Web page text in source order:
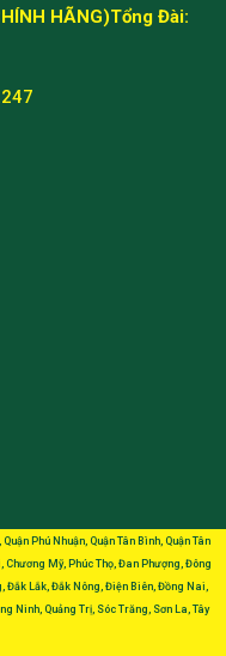
HÃNG)Tổng Đài:
Phú Nhuận, Quận Tân Bình, Quận Tân
Chương Mỹ, Phúc Thọ, Đan Phượng, Đông
Đắk Lắk, Đắk Nông, Điện Biên, Đồng Nai,
Ninh, Quảng Trị, Sóc Trăng, Sơn La, Tây